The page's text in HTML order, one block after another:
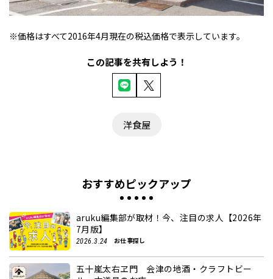
※価格はすべて2016年4月現在の税込価格で表示しています。
この記事を共有しよう！
洋食屋
おすすめピックアップ
aruku編集部が取材！今、注目の求人【2026年
7月版】
2026.3.24 お仕事探し
五十嵐太右ヱ門 会津の地酒・クラフトビー